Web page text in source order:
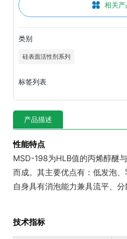
相关产
类别
硅表面活性剂系列
标签列表
产品描述
性能特点
MSD-198为HLB值的丙烯醇醚
而成。其主要优点有：低发泡、
自身具有消泡能力兼具流平、分
技术指标